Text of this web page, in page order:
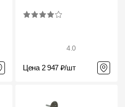
4.0
Цена 2 947 ₽/шт